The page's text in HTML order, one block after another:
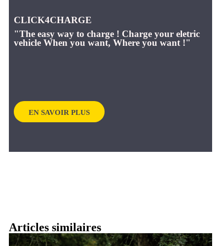
CLICK4CHARGE
"The easy way to charge ! Charge your eletric
vehicle When you want, Where you want !"
EN SAVOIR PLUS
Articles similaires